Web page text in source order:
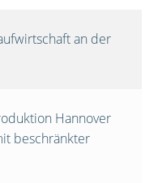
an der
Hannover
beschränkter